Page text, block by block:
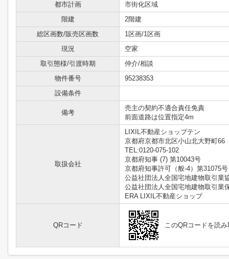
都市計画
市街化区域
階建
2階建
総区画数/販売区画数
1区画/1区画
現況
空家
取引態様/引渡時期
仲介/相談
物件番号
95238353
設備条件
備考
売主の契約不適合責任免責
前面道路は位置指定4m
取扱会社
LIXIL不動産ショップテン
京都府京都市北区小山北大野町66
TEL:0120-075-102
京都府知事 (7) 第10043号
京都府知事許可（般-4）第31075号
公益社団法人全国宅地建物取引業
公益社団法人全国宅地建物取引業
ERA LIXIL不動産ショップ
QRコード このQRコードを読